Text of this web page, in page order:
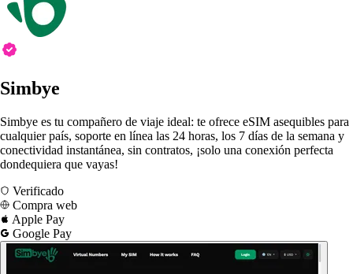
Simbye
Simbye es tu compañero de viaje ideal: te ofrece eSIM asequibles para
cualquier país, soporte en línea las 24 horas, los 7 días de la semana y
conectividad instantánea, sin contratos, ¡solo una conexión perfecta
dondequiera que vayas!
Verificado
Compra web
Apple Pay
Google Pay